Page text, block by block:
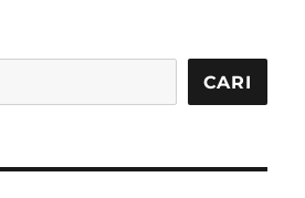
Setiap
CARI